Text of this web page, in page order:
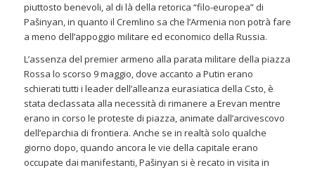
piuttosto benevoli, al di là della retorica “filo-europea” di
Pašinyan, in quanto il Cremlino sa che l’Armenia non potrà fare
a meno dell’appoggio militare ed economico della Russia.
L’assenza del premier armeno alla parata militare della piazza
Rossa lo scorso 9 maggio, dove accanto a Putin erano
schierati tutti i leader dell’alleanza eurasiatica della Csto, è
stata declassata alla necessità di rimanere a Erevan mentre
erano in corso le proteste di piazza, animate dall’arcivescovo
dell’eparchia di frontiera. Anche se in realtà solo qualche
giorno dopo, quando ancora le vie della capitale erano
occupate dai manifestanti, Pašinyan si è recato in visita in